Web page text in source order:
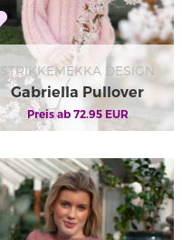
STRIKKEMEKKA DESIGN
Gabriella Pullover
Preis ab 72.95EUR